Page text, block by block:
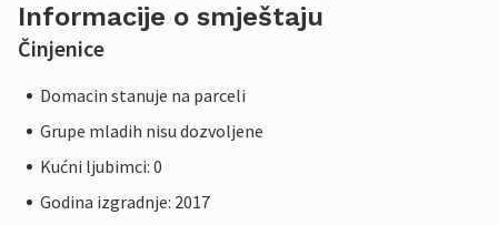
Informacije o smještaju
Činjenice
Domacin stanuje na parceli
Grupe mladih nisu dozvoljene
Kućni ljubimci: 0
Godina izgradnje: 2017